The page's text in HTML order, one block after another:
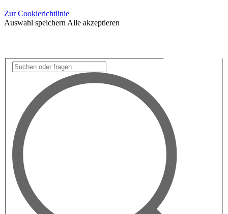
Zur Cookierichtlinie
Auswahl speichern Alle akzeptieren